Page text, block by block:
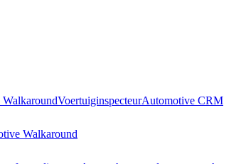
VoertuiginspecteurAutomotive CRM
Walkaround